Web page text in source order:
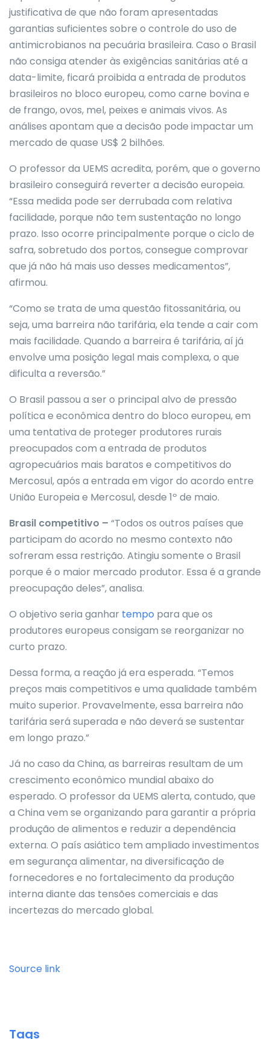
justificativa de que não foram apresentadas
garantias suficientes sobre o controle do uso de
antimicrobianos na pecuária brasileira. Caso o Brasil
não consiga atender às exigências sanitárias até a
data-limite, ficará proibida a entrada de produtos
brasileiros no bloco europeu, como carne bovina e
de frango, ovos, mel, peixes e animais vivos. As
análises apontam que a decisão pode impactar um
mercado de quase US$ 2 bilhões.
O professor da UEMS acredita, porém, que o governo
brasileiro conseguirá reverter a decisão europeia.
“Essa medida pode ser derrubada com relativa
facilidade, porque não tem sustentação no longo
prazo. Isso ocorre principalmente porque o ciclo de
safra, sobretudo dos portos, consegue comprovar
que já não há mais uso desses medicamentos”,
afirmou.
“Como se trata de uma questão fitossanitária, ou
seja, uma barreira não tarifária, ela tende a cair com
mais facilidade. Quando a barreira é tarifária, aí já
envolve uma posição legal mais complexa, o que
dificulta a reversão.”
O Brasil passou a ser o principal alvo de pressão
política e econômica dentro do bloco europeu, em
uma tentativa de proteger produtores rurais
preocupados com a entrada de produtos
agropecuários mais baratos e competitivos do
Mercosul, após a entrada em vigor do acordo entre
União Europeia e Mercosul, desde 1º de maio.
Brasil competitivo – “Todos os outros países que
participam do acordo no mesmo contexto não
sofreram essa restrição. Atingiu somente o Brasil
porque é o maior mercado produtor. Essa é a grande
preocupação deles”, analisa.
O objetivo seria ganhar tempo para que os
produtores europeus consigam se reorganizar no
curto prazo.
Dessa forma, a reação já era esperada. “Temos
preços mais competitivos e uma qualidade também
muito superior. Provavelmente, essa barreira não
tarifária será superada e não deverá se sustentar
em longo prazo.”
Já no caso da China, as barreiras resultam de um
crescimento econômico mundial abaixo do
esperado. O professor da UEMS alerta, contudo, que
a China vem se organizando para garantir a própria
produção de alimentos e reduzir a dependência
externa. O país asiático tem ampliado investimentos
em segurança alimentar, na diversificação de
fornecedores e no fortalecimento da produção
interna diante das tensões comerciais e das
incertezas do mercado global.
Source link
Tags